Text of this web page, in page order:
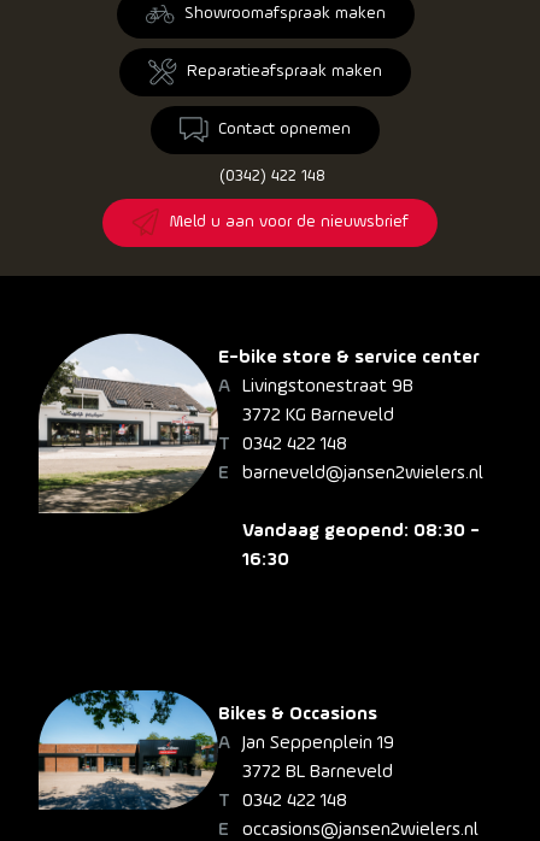
Showroomafspraak maken
Reparatieafspraak maken
Contact opnemen
(0342) 422 148
Meld u aan voor de nieuwsbrief
E-bike store & service center
Livingstonestraat 9B
3772 KG Barneveld
0342 422 148
barneveld@jansen2wielers.nl
Vandaag geopend: 08:30 -
16:30
Bikes & Occasions
Jan Seppenplein 19
3772 BL Barneveld
0342 422 148
occasions@jansen2wielers.nl